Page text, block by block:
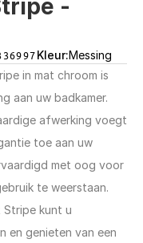
-
Kleur:Messing
in mat chroom is
aan uw badkamer.
afwerking voegt
toe aan uw
met oog voor
te weerstaan.
Stripe kunt u
en genieten van een